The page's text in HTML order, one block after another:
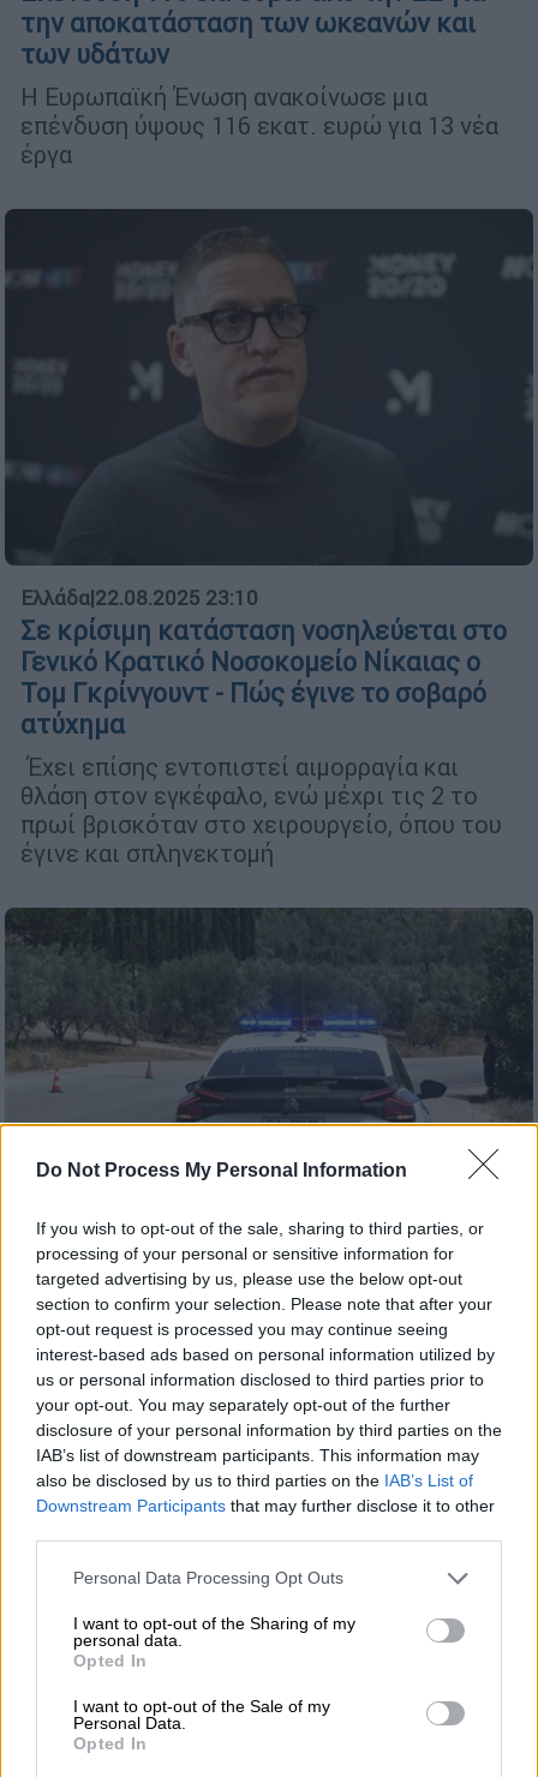
Do Not Process My Personal Information
If you wish to opt-out of the sale, sharing to third parties, or
processing of your personal or sensitive information for
targeted advertising by us, please use the below opt-out
section to confirm your selection. Please note that after your
opt-out request is processed you may continue seeing
interest-based ads based on personal information utilized by
us or personal information disclosed to third parties prior to
your opt-out. You may separately opt-out of the further
disclosure of your personal information by third parties on the
IAB’s list of downstream participants. This information may
also be disclosed by us to third parties on the IAB’s List of
Downstream Participants that may further disclose it to other
Please note that this website/app uses one or more Google
not limited to your visit or usage behaviour. You may click to
grant or deny consent to Google and its third-party tags to
use your data for below specified purposes in below Google
consent section.
Personal Data Processing Opt Outs
I want to opt-out of the Sharing of my
personal data.
Opted In
I want to opt-out of the Sale of my
Personal Data.
Opted In
την αποκατάσταση των ωκεανών και
των υδάτων
Η Ευρωπαϊκή Ένωση ανακοίνωσε μια
επένδυση ύψους 116 εκατ. ευρώ για 13 νέα
έργα
Ελλάδα|22.08.2025 23:10
Σε κρίσιμη κατάσταση νοσηλεύεται στο
Γενικό Κρατικό Νοσοκομείο Νίκαιας ο
Τομ Γκρίνγουντ - Πώς έγινε το σοβαρό
ατύχημα
Έχει επίσης εντοπιστεί αιμορραγία και
θλάση στον εγκέφαλο, ενώ μέχρι τις 2 το
πρωί βρισκόταν στο χειρουργείο, όπου του
έγινε και σπληνεκτομή
Ελλάδα 22.08.2025 23:00
Ηράκλειο: 22χρόνος έκρυβε στο
αυτοκίνητό του κάνναβη – Συνελήφθη
από την αστυνομία
Διενεργείται προανάκριση για την υπόθεση